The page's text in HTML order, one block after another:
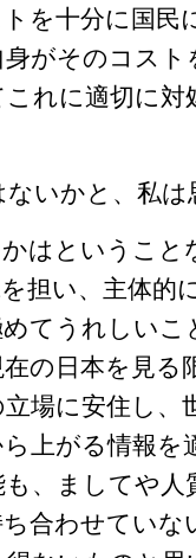
を十分に国民
身がそのコス
れに適切に
いかと、私は
はということ
担い、主体的
めてうれしい
の日本を見る
立場に安住し
上がる情報を
も、ましてや
合わせていな